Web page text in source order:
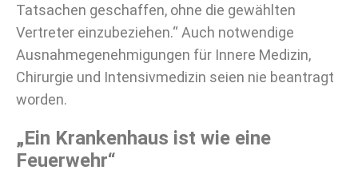
Tatsachen geschaffen, ohne die gewählten
Vertreter einzubeziehen.“ Auch notwendige
Ausnahmegenehmigungen für Innere Medizin,
Chirurgie und Intensivmedizin seien nie beantragt
worden.
„Ein Krankenhaus ist wie eine
Feuerwehr“